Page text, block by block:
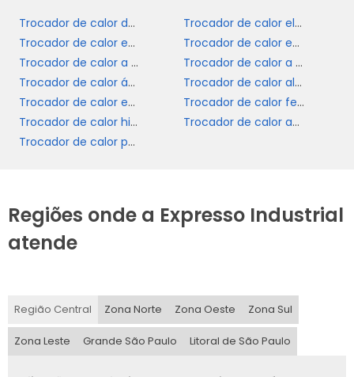
Trocador de calor duplo tubo
Trocador de calor elétrico
Trocador de calor em placas
Trocador de calor em serpentina
Trocador de calor a ar
Trocador de calor a vapor
Trocador de calor água óleo
Trocador de calor aletado
Trocador de calor espiral
Trocador de calor feixe tubular
Trocador de calor hidráulico
Trocador de calor aquecedor
Trocador de calor para piscina
Regiões onde a Expresso Industrial
atende
Região Central Zona Norte Zona Oeste Zona Sul
Zona Leste Grande São Paulo Litoral de São Paulo